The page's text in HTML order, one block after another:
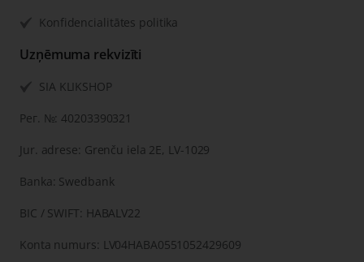
Konfidencialitātes politika
Uzņēmuma rekvizīti
SIA KLIKSHOP
Рег. №: 40203390321
Jur. adrese: Grenču iela 2E, LV-1029
Banka: Swedbank
BIC / SWIFT: HABALV22
Konta numurs: LV04HABA0551052429609